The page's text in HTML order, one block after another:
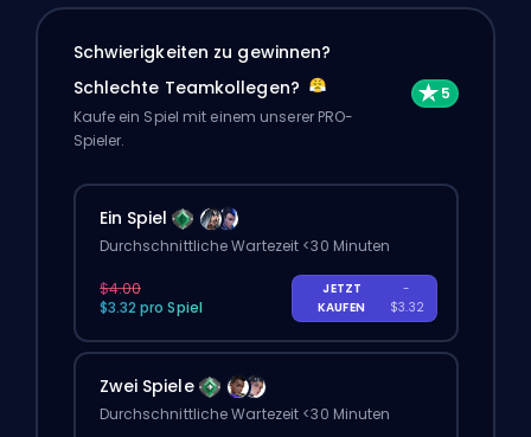
Schwierigkeiten zu gewinnen?
Schlechte Teamkollegen?
Kaufe ein Spiel mit einem unserer PRO-
Spieler.
Ein Spiel
Durchschnittliche Wartezeit <30 Minuten
$4.00
$3.32 pro Spiel
JETZT
KAUFEN
-
$3.32
Zwei Spiele
Durchschnittliche Wartezeit <30 Minuten